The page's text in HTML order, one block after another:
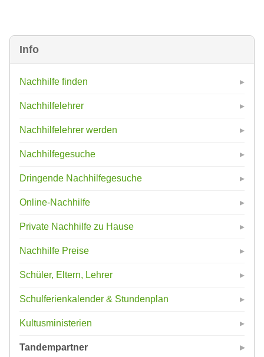
Info
Nachhilfe finden
Nachhilfelehrer
Nachhilfelehrer werden
Nachhilfegesuche
Dringende Nachhilfegesuche
Online-Nachhilfe
Private Nachhilfe zu Hause
Nachhilfe Preise
Schüler, Eltern, Lehrer
Schulferienkalender & Stundenplan
Kultusministerien
Tandempartner